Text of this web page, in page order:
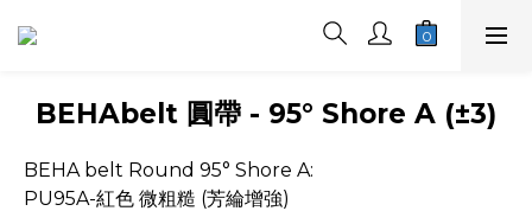
BEHAbelt 圓帶 - 95° Shore A (±3)
BEHA belt Round 95° Shore A:
PU95A-紅色 微粗糙 (芳綸增強)